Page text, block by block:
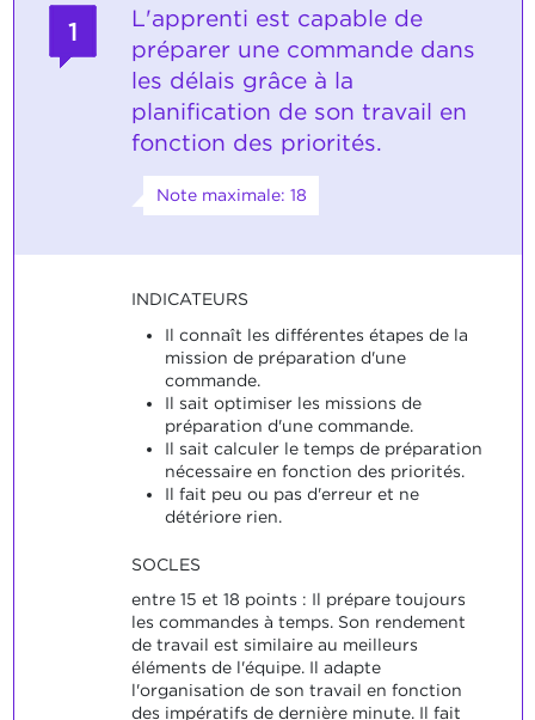
1
L'apprenti est capable de
préparer une commande dans
les délais grâce à la
planification de son travail en
fonction des priorités.
Note maximale: 18
INDICATEURS
Il connaît les différentes étapes de la
mission de préparation d'une
commande.
Il sait optimiser les missions de
préparation d'une commande.
Il sait calculer le temps de préparation
nécessaire en fonction des priorités.
Il fait peu ou pas d'erreur et ne
détériore rien.
SOCLES
entre 15 et 18 points : Il prépare toujours
les commandes à temps. Son rendement
de travail est similaire au meilleurs
éléments de l'équipe. Il adapte
l'organisation de son travail en fonction
des impératifs de dernière minute. Il fait